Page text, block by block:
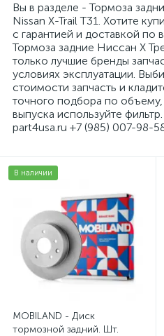
Вы в разделе - Тормоза
Nissan X-Trail T31. Хотите
с гарантией и доставкой по
Тормоза задние Ниссан Х
только лучшие бренды
условиях эксплуатации.
стоимости запчасть и
точного подбора по объему,
выпуска используйте
part4usa.ru +7 (985) 007-98-
В наличии
MOBILAND - Диск
тормозной задний. Шт.